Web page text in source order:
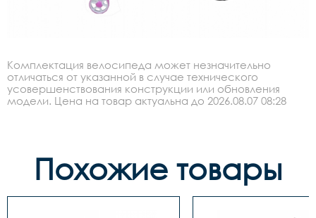
Комплектация велосипеда может незначительно
отличаться от указанной в случае технического
усовершенствования конструкции или обновления
модели. Цена на товар актуальна до 2026.08.07 08:28
Похожие товары